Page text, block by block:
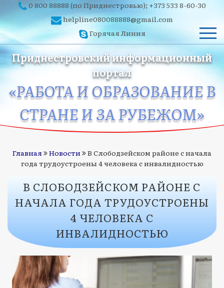
0 800 88888 (по Приднестровью); +373 533 8-60-30
helpline080088888@gmail.com
Горячая Линия
Приднестровский информационный
портал
«РАБОТА И ОБРАЗОВАНИЕ В
СТРАНЕ И ЗА РУБЕЖОМ»
Главная Новости
В Слободзейском районе с начала
года трудоустроены 4 человека с инвалидностью
В СЛОБОДЗЕЙСКОМ РАЙОНЕ С
НАЧАЛА ГОДА ТРУДОУСТРОЕНЫ
4 ЧЕЛОВЕКА С
ИНВАЛИДНОСТЬЮ